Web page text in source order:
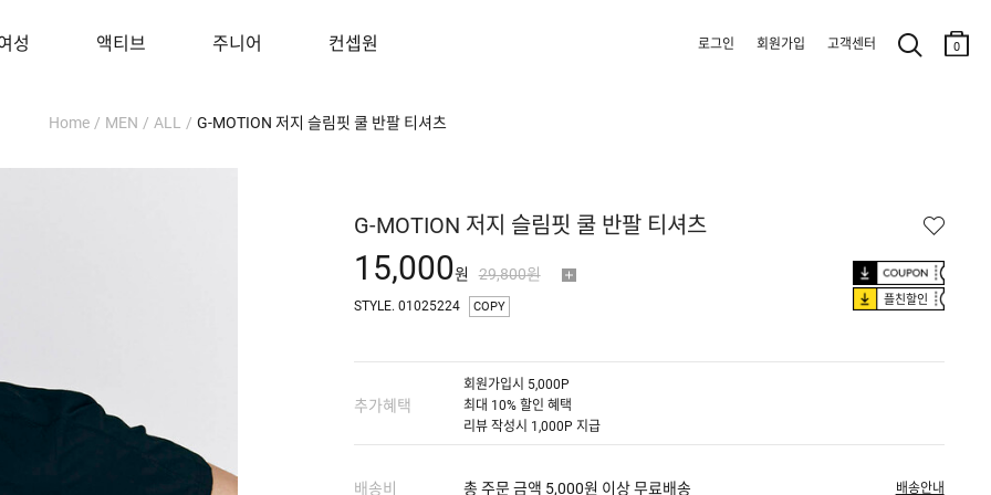
성 액티브 주니어 컨셉원 로그인 회원가입 고객센터 0
Home / MEN / ALL / G-MOTION 저지 슬림핏 쿨 반팔 티셔츠
G-MOTION 저지 슬림핏 쿨 반팔 티셔츠
15,000원 29,800원
플친할인
STYLE. 01025224 COPY
추가혜택
회원가입시 5,000P
최대 10% 할인 혜택
리뷰 작성시 1,000P 지급
배송비 총 주문 금액 5,000원 이상 무료배송 배송안내